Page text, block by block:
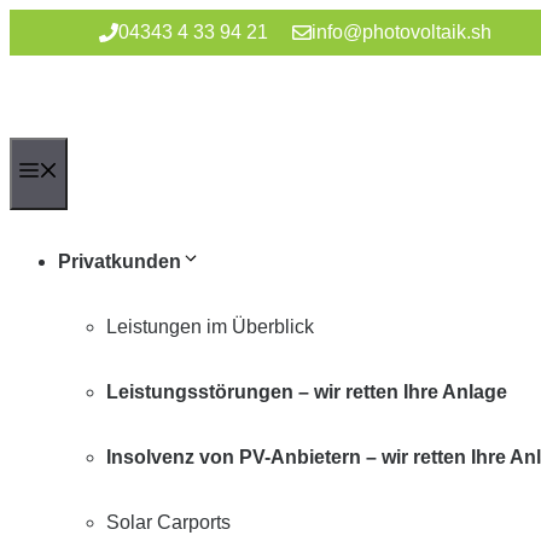
springen
04343 4 33 94 21 info@photovoltaik.sh
Privatkunden
Leistungen im Überblick
Leistungsstörungen – wir retten Ihre Anlage
Insolvenz von PV-Anbietern – wir retten Ihre
Solar Carports